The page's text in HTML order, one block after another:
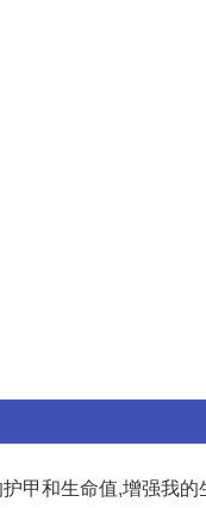
甲和生命值,增强我